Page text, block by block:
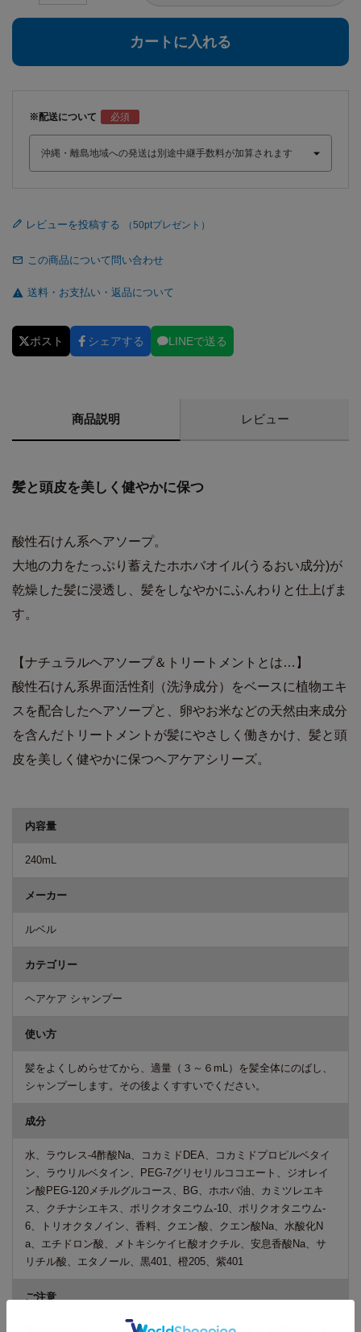
カートに入れる
※配送について
レビューを投稿する
この商品について問い合わせ
送料・お支払い・返品について
ポスト シェアする LINEで送る
商品説明 レビュー
髪と頭皮を美しく健やかに保つ
酸性石けん系ヘアソープ。
大地の力をたっぷり蓄えたホホバオイル(うるおい成分)が
乾燥した髪に浸透し、髪をしなやかにふんわりと仕上げま
す。
【ナチュラルヘアソープ＆トリートメントとは…】
酸性石けん系界面活性剤（洗浄成分）をベースに植物エキ
スを配合したヘアソープと、卵やお米などの天然由来成分
を含んだトリートメントが髪にやさしく働きかけ、髪と頭
皮を美しく健やかに保つヘアケアシリーズ。
内容量
240mL
メーカー
ルベル
カテゴリー
ヘアケア シャンプー
使い方
髪をよくしめらせてから、適量（３～６mL）を髪全体にのばし、
シャンプーします。その後よくすすいでください。
成分
水、ラウレス-4酢酸Na、コカミドDEA、コカミドプロピルベタイ
ン、ラウリルベタイン、PEG-7グリセリルココエート、ジオレイ
ン酸PEG-120メチルグルコース、BG、ホホバ油、カミツレエキ
ス、クチナシエキス、ポリクオタニウム-10、ポリクオタニウム-
6、トリオクタノイン、香料、クエン酸、クエン酸Na、水酸化N
a、エチドロン酸、メトキシケイヒ酸オクチル、安息香酸Na、サ
リチル酸、エタノール、黒401、橙205、紫401
ご注意